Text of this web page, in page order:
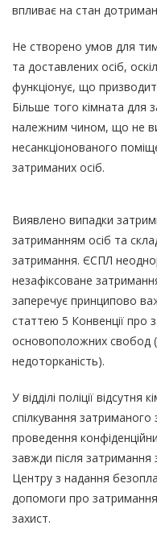
впливає на стан
Не створено умов для
та доставлених осіб,
функціонує, що
Більше того кімната для
належним чином, що не
несанкціонованого
затриманих осіб.
Виявлено випадки
затриманням осіб та
затримання. ЄСПЛ
незафіксоване
заперечує принципово
статтею 5 Конвенції про
основоположних свобод
недоторканість).
У відділі поліції
спілкування
проведення
завжди після
Центру з надання
допомоги про
захист.